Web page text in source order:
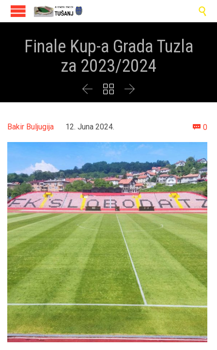

Finale Kup-a Grada Tuzla
za 2023/2024
  
Bakir Buljugija 12. Juna 2024.  0